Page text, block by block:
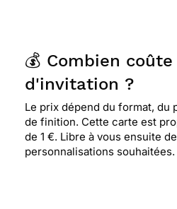
💰 Combien
d'invitation ?
Le prix dépend du format, du
de finition. Cette carte est
de 1 €. Libre à vous ensuite
personnalisations souhaitées.